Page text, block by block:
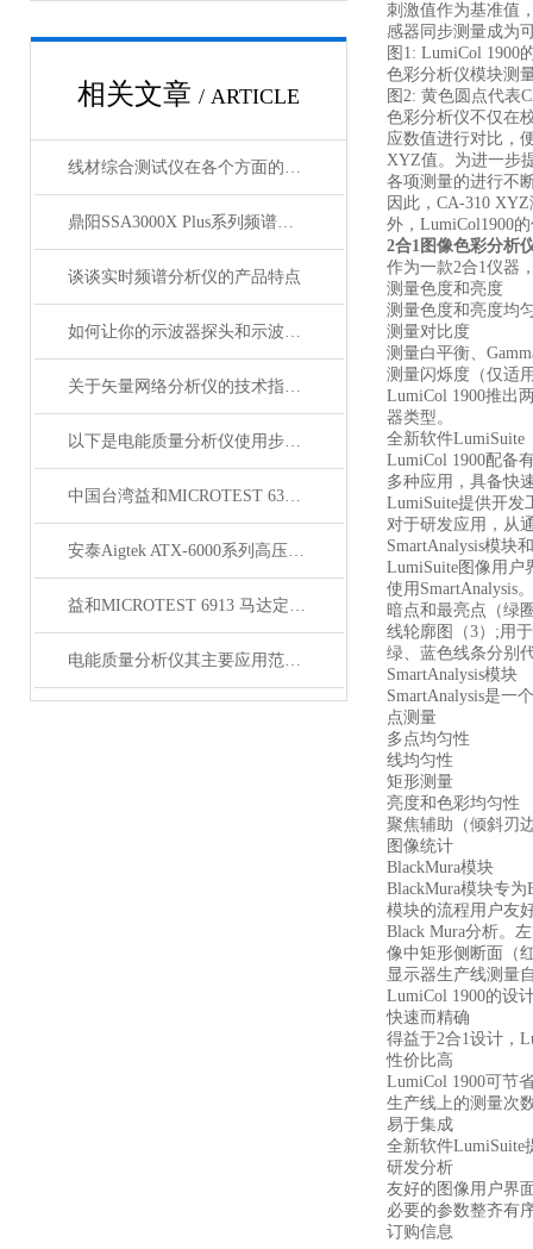
相关文章 / ARTICLE
线材综合测试仪在各个方面的注意事项
鼎阳SSA3000X Plus系列频谱分析仪
谈谈实时频谱分析仪的产品特点
如何让你的示波器探头和示波器更配？
关于矢量网络分析仪的技术指标你有什么看法？
以下是电能质量分析仪使用步骤的详细介绍
中国台湾益和MICROTEST 6371 LCR测试仪
安泰Aigtek ATX-6000系列高压线束测试仪
益和MICROTEST 6913 马达定子测试系统
电能质量分析仪其主要应用范围及具体场景
刺激值作为基准值
感器同步测量成为
图1: LumiCol 1900
色彩分析仪模块测
图2: 黄色圆点代表
色彩分析仪不仅在
应数值进行对比，
XYZ值。为进一步
各项测量的进行不
因此，CA-310
外，LumiCol1900
2合1图像色彩分析
作为一款2合1仪器
测量色度和亮度
测量色度和亮度均
测量对比度
测量白平衡、
测量闪烁度（仅适
LumiCol 1900推出
器类型。
全新软件LumiSuite
LumiCol 1900配备
多种应用，具备快
LumiSuite提供开发
对于研发应用，从
SmartAnalysis模块
LumiSuite图像用户
使用SmartAnalysis
暗点和最亮点（绿
线轮廓图（3）;用
绿、蓝色线条分别
SmartAnalysis模块
SmartAnalysis是一
点测量
多点均匀性
线均匀性
矩形测量
亮度和色彩均匀性
聚焦辅助（倾斜刃
图像统计
BlackMura模块
BlackMura模块专
模块的流程用户友
Black Mura分析。
像中矩形侧断面（
显示器生产线测量
LumiCol 1900的设
快速而精确
得益于2合1设计，
性价比高
LumiCol 1900可节
生产线上的测量次
易于集成
全新软件LumiSuite
研发分析
友好的图像用户界
必要的参数整齐有
订购信息